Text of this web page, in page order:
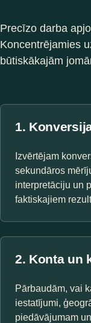
Precīzo darba
Koncentrējamies
būtiskākajām
1.
Izvērtējam
sekundāros
interpretāciju un
faktiskajiem
2. Konta un
Pārbaudām, vai
iestatījumi,
piedāvājumam